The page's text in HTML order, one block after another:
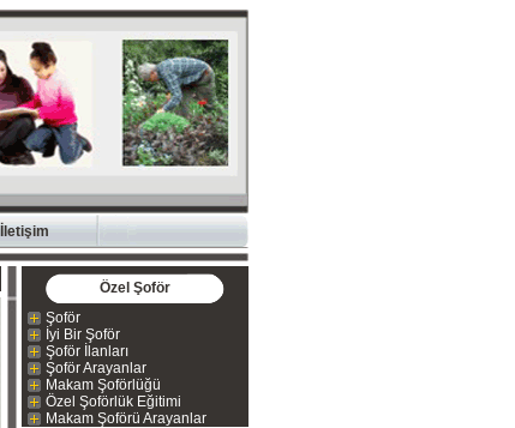
İletişim
Özel Şoför
Şoför
İyi Bir Şoför
Şoför İlanları
Şoför Arayanlar
Makam Şoförlüğü
Özel Şoförlük Eğitimi
Makam Şoförü Arayanlar